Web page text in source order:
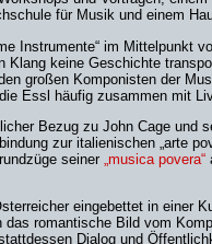
für Musik und einem
Instrumente“ im Mittelpunkt
Klang keine Geschichte
großen Komponisten der
Essl häufig zusammen mit
Bezug zu John Cage und
zur italienischen „arte
seiner „musica povera“
eingebettet in einer
romantische Bild vom
Dialog und